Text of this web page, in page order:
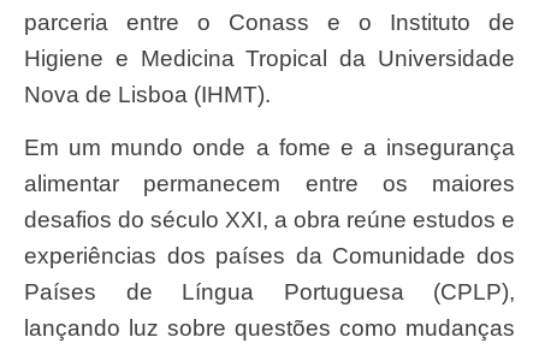
parceria entre o Conass e o Instituto de
Higiene e Medicina Tropical da Universidade
Nova de Lisboa (IHMT).
Em um mundo onde a fome e a insegurança
alimentar permanecem entre os maiores
desafios do século XXI, a obra reúne estudos e
experiências dos países da Comunidade dos
Países de Língua Portuguesa (CPLP),
lançando luz sobre questões como mudanças